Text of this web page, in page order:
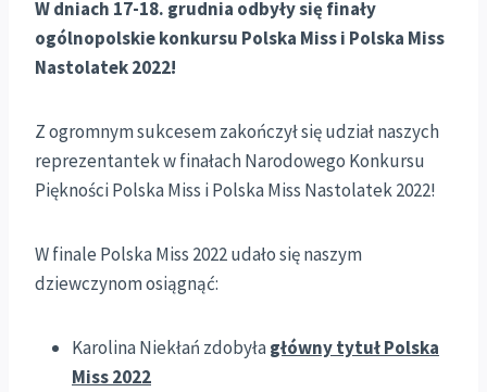
W dniach 17-18. grudnia odbyły się finały
ogólnopolskie konkursu Polska Miss i Polska Miss
Nastolatek 2022!
Z ogromnym sukcesem zakończył się udział naszych
reprezentantek w finałach Narodowego Konkursu
Piękności Polska Miss i Polska Miss Nastolatek 2022!
W finale Polska Miss 2022 udało się naszym
dziewczynom osiągnąć:
Karolina Niekłań zdobyłagłówny tytuł Polska
Miss 2022